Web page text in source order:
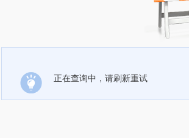
正在查询中，请刷新重试